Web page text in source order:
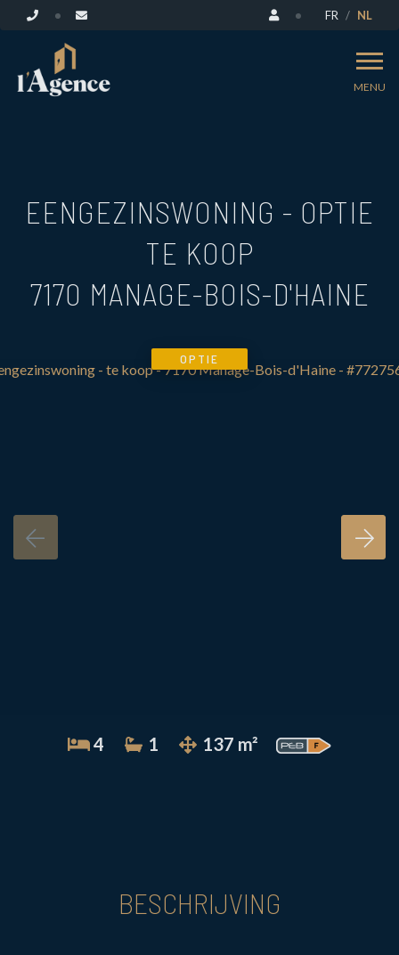
FR NL
MENU
EENGEZINSWONING - OPTIE
TE KOOP
7170 MANAGE-BOIS-D'HAINE
OPTIE
4 1 137 m²
BESCHRIJVING